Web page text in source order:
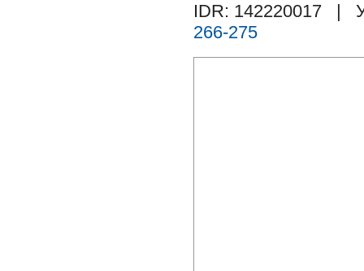
IDR: 142220017
|
266-275